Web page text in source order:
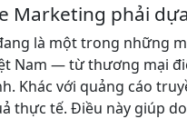
Marketing phải
là một trong những
Nam — từ thương mại
Khác với quảng cáo
thực tế. Điều này giúp